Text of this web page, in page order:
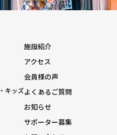
キッズ
施設紹介
アクセス
会員様の声
よくあるご質問
お知らせ
サポーター募集